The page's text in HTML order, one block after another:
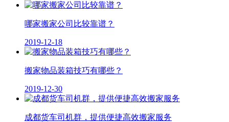
哪家搬家公司比较靠谱？
2019-12-18
搬家物品装箱技巧有哪些？
2019-12-30
成都货车司机群，提供便捷高效搬家服务